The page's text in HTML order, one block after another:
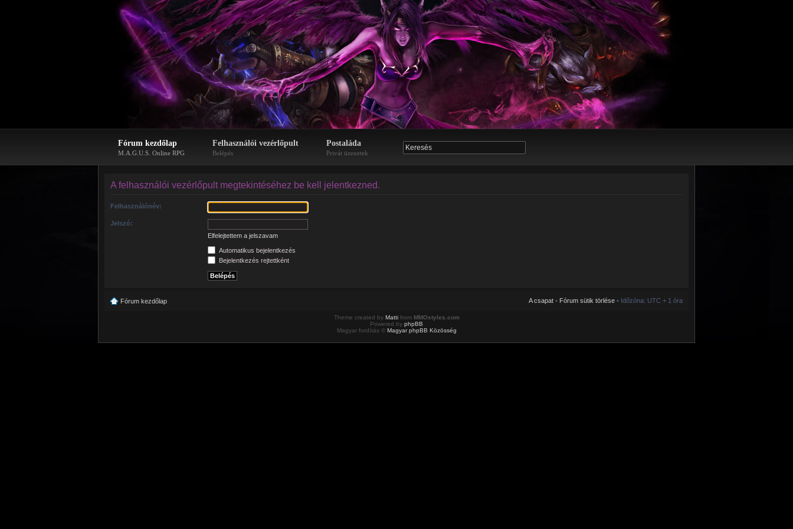
Fórum kezdőlap
M.A.G.U.S. Online RPG
Felhasználói vezérlőpult
Belépés
Postaláda
Privát üzenetek
A felhasználói vezérlőpult megtekintéséhez be kell jelentkezned.
Felhasználónév:
Jelszó:
Elfelejtettem a jelszavam
Automatikus bejelentkezés
Bejelentkezés rejtettként
Fórum kezdőlap A csapat • Fórum sütik törlése • Időzóna: UTC + 1 óra
Theme created by Mattifrom MMOstyles.com
Powered by phpBB
Magyar fordítás © Magyar phpBB Közösség